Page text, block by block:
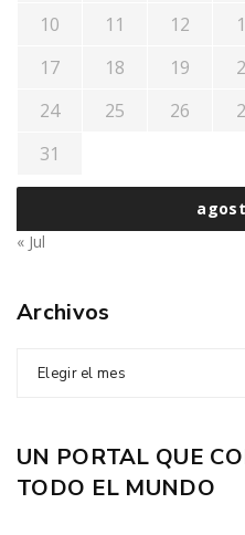
10 11 12
17
18 19
24
25 26
31
« Jul
Archivos
Elegir el mes
UN PORTAL QUE
TODO EL MUNDO